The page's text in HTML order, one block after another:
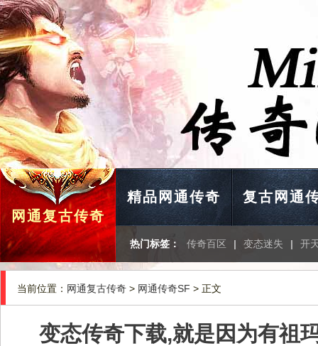
网通复古传奇
精品网通传奇 复古网通
热门标签： 传奇百区 | 变态迷失 | 开
当前位置： 网通复古传奇 > 网通传奇SF > 正文
变态传奇下载,就是因为有祖